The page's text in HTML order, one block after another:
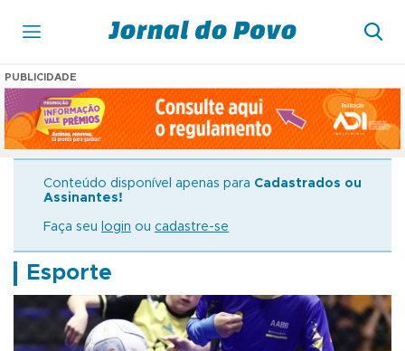
PUBLICIDADE
Conteúdo disponível apenas para Cadastrados ou
Assinantes!
Faça seu login ou cadastre-se
Esporte